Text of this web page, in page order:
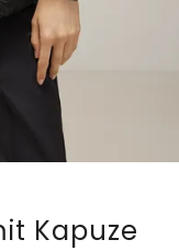
Kapuze